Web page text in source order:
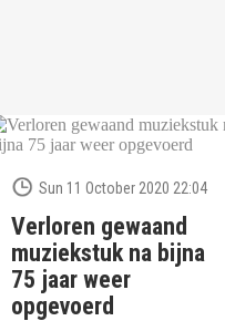
Sun 11 October 2020 22:04
Verloren gewaand
muziekstuk na bijna
75 jaar weer
opgevoerd